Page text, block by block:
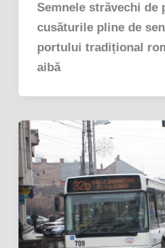
Semnele străvechi de
cusăturile pline de
portului tradițional
aibă